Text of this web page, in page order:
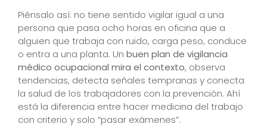
Piénsalo así: no tiene sentido vigilar igual a una
persona que pasa ocho horas en oficina que a
alguien que trabaja con ruido, carga peso, conduce
o entra a una planta. Un buen plan de vigilancia
médico ocupacional mira el contexto, observa
tendencias, detecta señales tempranas y conecta
la salud de los trabajadores con la prevención. Ahí
está la diferencia entre hacer medicina del trabajo
con criterio y solo “pasar exámenes”.